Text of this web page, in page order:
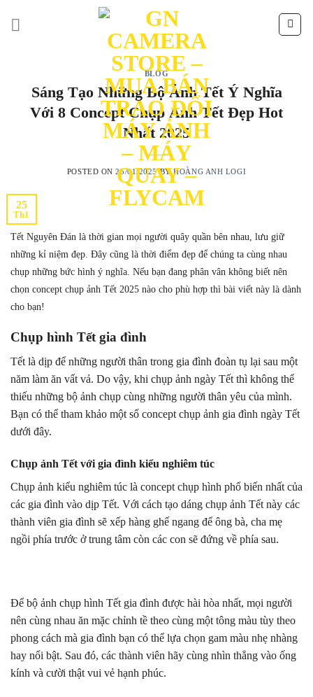
BLOG
Sáng Tạo Những Bộ Ảnh Tết Ý Nghĩa
Với 8 Concept Chụp Ảnh Tết Đẹp Hot
Nhất 2025
POSTED ON25/01/2025 BYHOÀNG ANH LOGI
25
Th1
Tết Nguyên Đán là thời gian mọi người quây quần bên nhau, lưu giữ
những kỉ niệm đẹp. Đây cũng là thời điểm đẹp để chúng ta cùng nhau
chụp những bức hình ý nghĩa. Nếu bạn đang phân vân không biết nên
chọn concept chụp ảnh Tết 2025 nào cho phù hợp thì bài viết này là dành
cho bạn!
Chụp hình Tết gia đình
Tết là dịp để những người thân trong gia đình đoàn tụ lại sau một
năm làm ăn vất vả. Do vậy, khi chụp ảnh ngày Tết thì không thể
thiếu những bộ ảnh chụp cùng những người thân yêu của mình.
Bạn có thể tham khảo một số concept chụp ảnh gia đình ngày Tết
dưới đây.
Chụp ảnh Tết với gia đình kiểu nghiêm túc
Chụp ảnh kiểu nghiêm túc là concept chụp hình phổ biến nhất của
các gia đình vào dịp Tết. Với cách tạo dáng chụp ảnh Tết này các
thành viên gia đình sẽ xếp hàng ghế ngang để ông bà, cha mẹ
ngồi phía trước ở trung tâm còn các con sẽ đứng về phía sau.
Để bộ ảnh chụp hình Tết gia đình được hài hòa nhất, mọi người
nên cùng nhau ăn mặc chỉnh tề theo cùng một tông màu tùy theo
phong cách mà gia đình bạn có thể lựa chọn gam màu nhẹ nhàng
hay nổi bật. Sau đó, các thành viên hãy cùng nhìn thẳng vào ống
kính và cười thật vui vẻ hạnh phúc.